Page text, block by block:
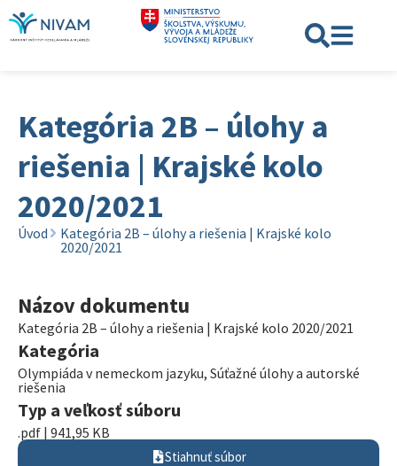
Kategória 2B – úlohy a
riešenia | Krajské kolo
2020/2021
Úvod
Kategória 2B – úlohy a riešenia | Krajské kolo
2020/2021
Názov dokumentu
Kategória 2B – úlohy a riešenia | Krajské kolo 2020/2021
Kategória
Olympiáda v nemeckom jazyku, Súťažné úlohy a autorské
riešenia
Typ a veľkosť súboru
.pdf | 941,95 KB
Stiahnuť súbor